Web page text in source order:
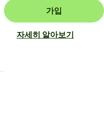
가입
자세히 알아보기